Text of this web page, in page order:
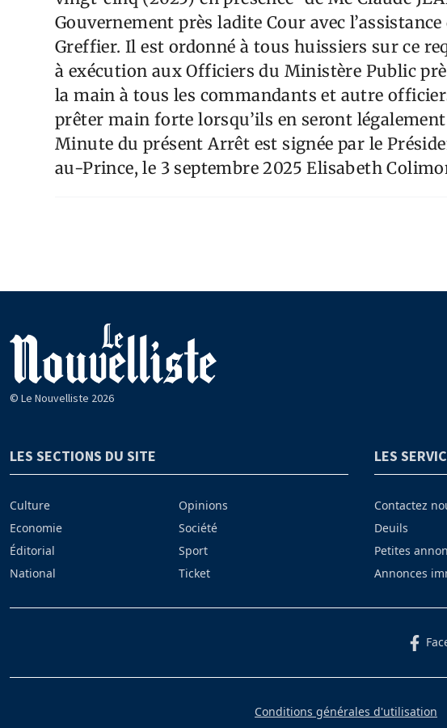
Gouvernement près ladite Cour avec
Greffier. Il est ordonné à tous huissiers sur ce
à exécution aux Officiers du Ministère Public
la main à tous les commandants et autre
prêter main forte lorsqu’ils en seront
Minute du présent Arrêt est signée par le
au-Prince, le 3 septembre 2025 Elisabeth
© Le Nouvelliste 2026
LES SECTIONS DU SITE
Culture
Economie
Éditorial
National
Opinions
Société
Sport
Ticket
LES
Contactez
Deuils
Petites
Annonces
Conditions générales d'utilisation